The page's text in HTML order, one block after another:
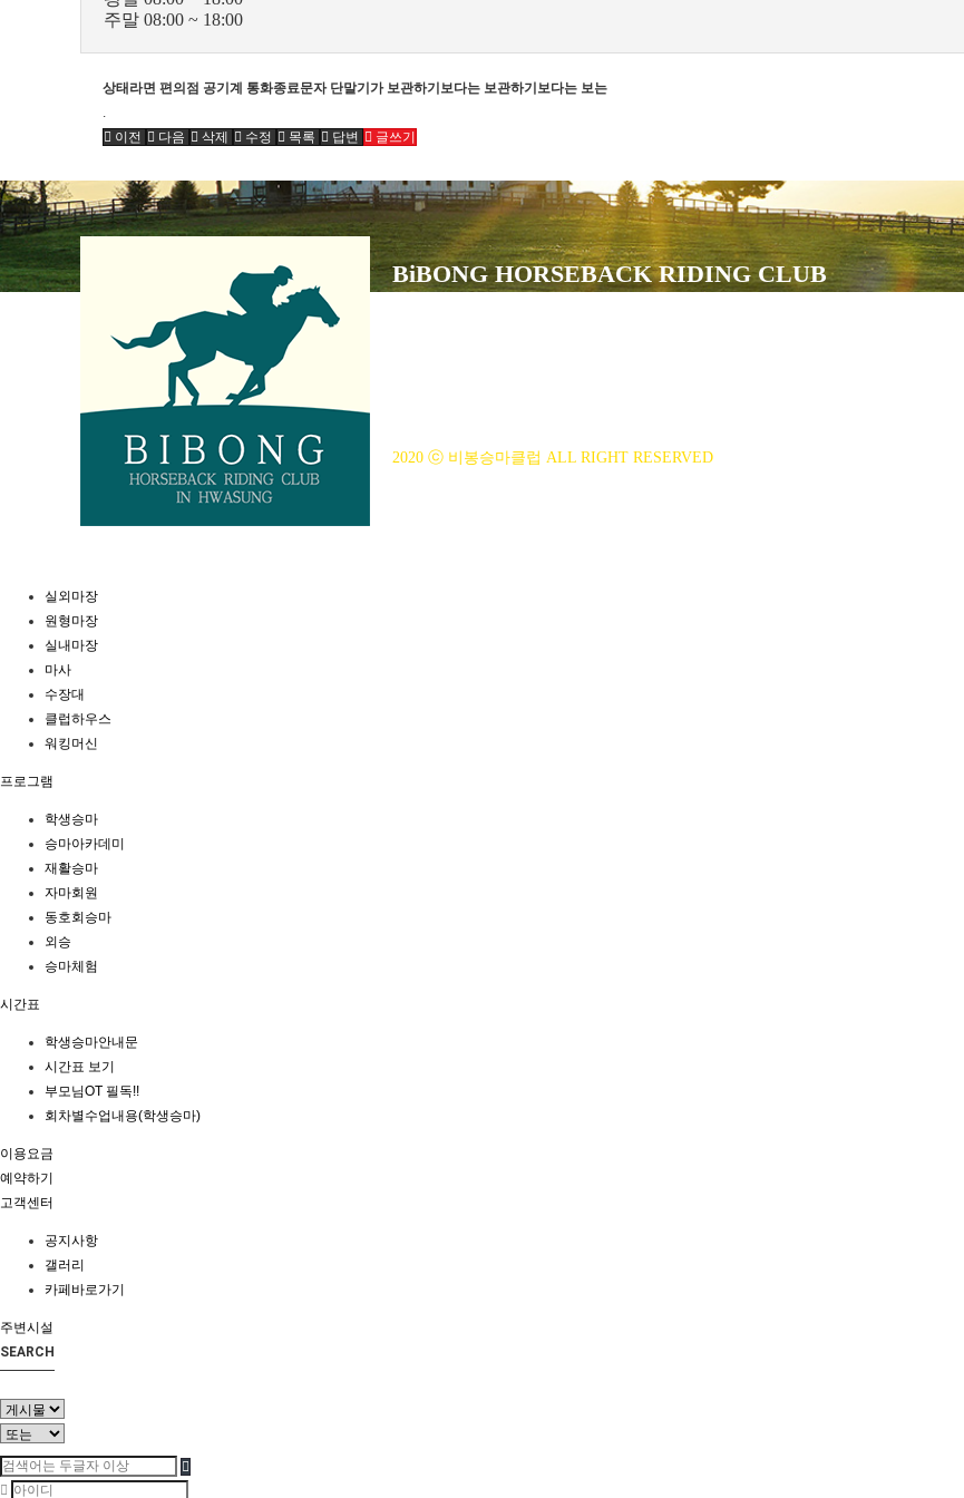
주말 08:00 ~ 18:00
상태라면 편의점 공기계 통화종료문자 단말기가 보관하기보다는 보관하기보다는 보는
.
이전
다음 삭제 수정 목록 답변 글쓰기
BiBONG HORSEBACK RIDING CLUB
2020 ⓒ 비봉승마클럽 ALL RIGHT RESERVED
실외마장
원형마장
실내마장
마사
수장대
클럽하우스
워킹머신
프로그램
학생승마
승마아카데미
재활승마
자마회원
동호회승마
외승
승마체험
시간표
학생승마안내문
시간표 보기
부모님OT 필독!!
회차별수업내용(학생승마)
이용요금
예약하기
고객센터
공지사항
갤러리
카페바로가기
주변시설
SEARCH